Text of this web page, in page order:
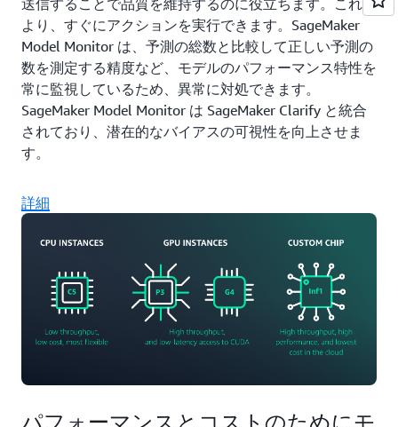
より、すぐにアクションを実行できます。SageMaker
Model Monitor は、予測の総数と比較して正しい予測の
数を測定する精度など、モデルのパフォーマンス特性を
常に監視しているため、異常に対処できます。
SageMaker Model Monitor は SageMaker Clarify と統合
されており、潜在的なバイアスの可視性を向上させま
す。
詳細